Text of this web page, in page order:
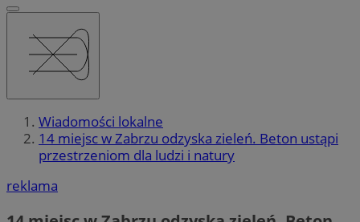
Wiadomości lokalne
14 miejsc w Zabrzu odzyska zieleń. Beton ustąpi
przestrzeniom dla ludzi i natury
reklama